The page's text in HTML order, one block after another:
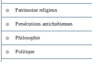
Patrimoine religieux
Persécutions antichrétiennes
Philosophie
Politique